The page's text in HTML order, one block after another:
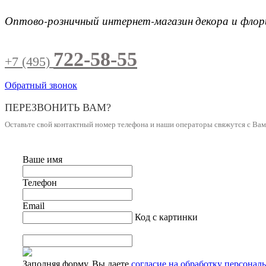
Оптово-розничный интернет-магазиндекора и
+7 (495) 722-58-55
Обратный звонок
ПЕРЕЗВОНИТЬ ВАМ?
Оставьте свой контактный номер телефона и наши операторы свяжутся с
Ваше имя
Телефон
Email
Код с картинки
Заполняя форму, Вы даете согласие на обработку